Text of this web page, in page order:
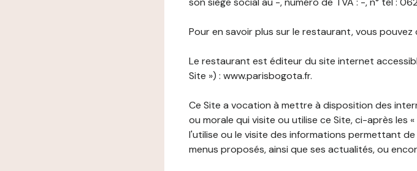
Pour en savoir plus sur le restaurant, vous pouvez
Le restaurant est éditeur du site internet
Site ») : www.parisbogota.fr.
Ce Site a vocation à mettre à disposition des
ou morale qui visite ou utilise ce Site, ci-après les
l'utilise ou le visite des informations permettant
menus proposés, ainsi que ses actualités, ou